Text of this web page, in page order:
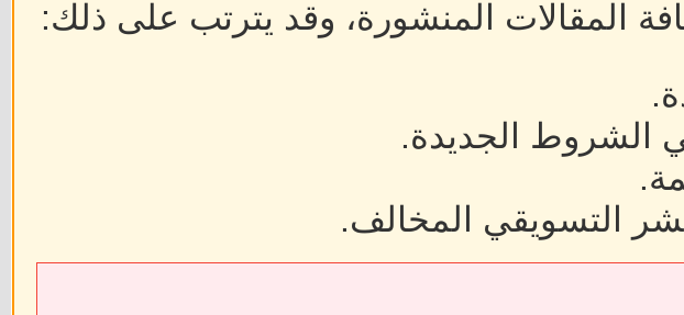
المقالات المنشورة، وقد يترتب على ذلك:
الشروط الجديدة.
التسويقي المخالف.